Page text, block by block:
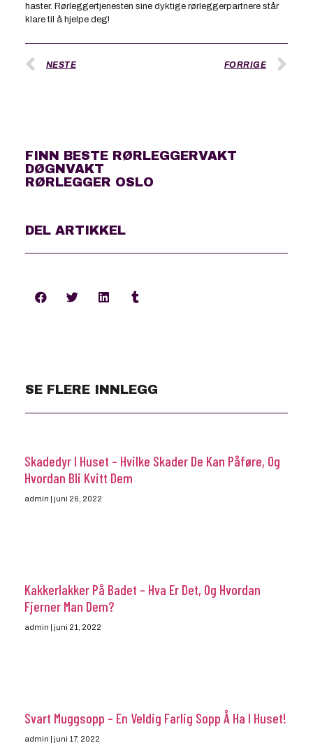
haster. Rørleggertjenesten sine dyktige rørleggerpartnere står
klare til å hjelpe deg!
NESTE FORRIGE
FINN BESTE RØRLEGGERVAKT
DØGNVAKT
RØRLEGGER OSLO
DEL ARTIKKEL
SE FLERE INNLEGG
Skadedyr I Huset – Hvilke Skader De Kan Påføre, Og
Hvordan Bli Kvitt Dem
admin juni 26, 2022
Kakkerlakker På Badet – Hva Er Det, Og Hvordan
Fjerner Man Dem?
admin juni 21, 2022
Svart Muggsopp – En Veldig Farlig Sopp Å Ha I Huset!
admin juni 17, 2022